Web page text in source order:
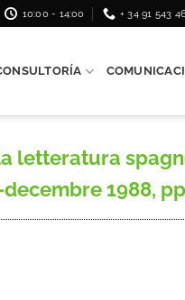
10:00 - 14:00 + 34 91 543
letteratura
1988,